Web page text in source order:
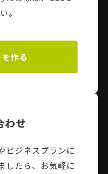
。
作る
わせ
ビジネスプランに
したら、お気軽に